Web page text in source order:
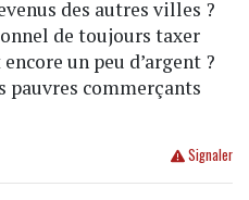
des autres villes ?
de toujours taxer
un peu d’argent ?
pauvres commerçants
Signaler